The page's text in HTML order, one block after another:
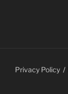
Privacy Policy